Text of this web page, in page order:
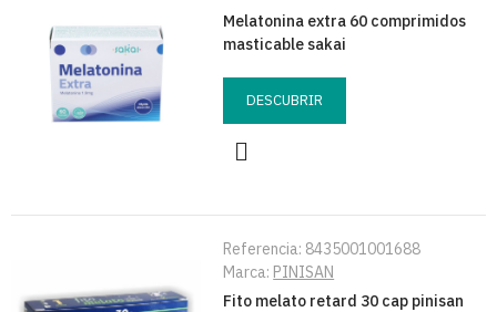
Melatonina extra 60 comprimidos
masticable sakai
DESCUBRIR
Referencia: 8435001001688
Marca: PINISAN
Fito melato retard 30 cap pinisan